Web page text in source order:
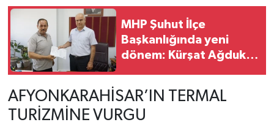
MHP Şuhut İlçe
Başkanlığında yeni
dönem: Kürşat Ağduk
AFYONKARAHİSAR’IN TERMAL
TURİZMİNE VURGU